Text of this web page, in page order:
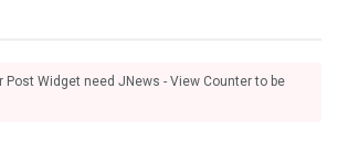
Post Widget need JNews - View Counter to be